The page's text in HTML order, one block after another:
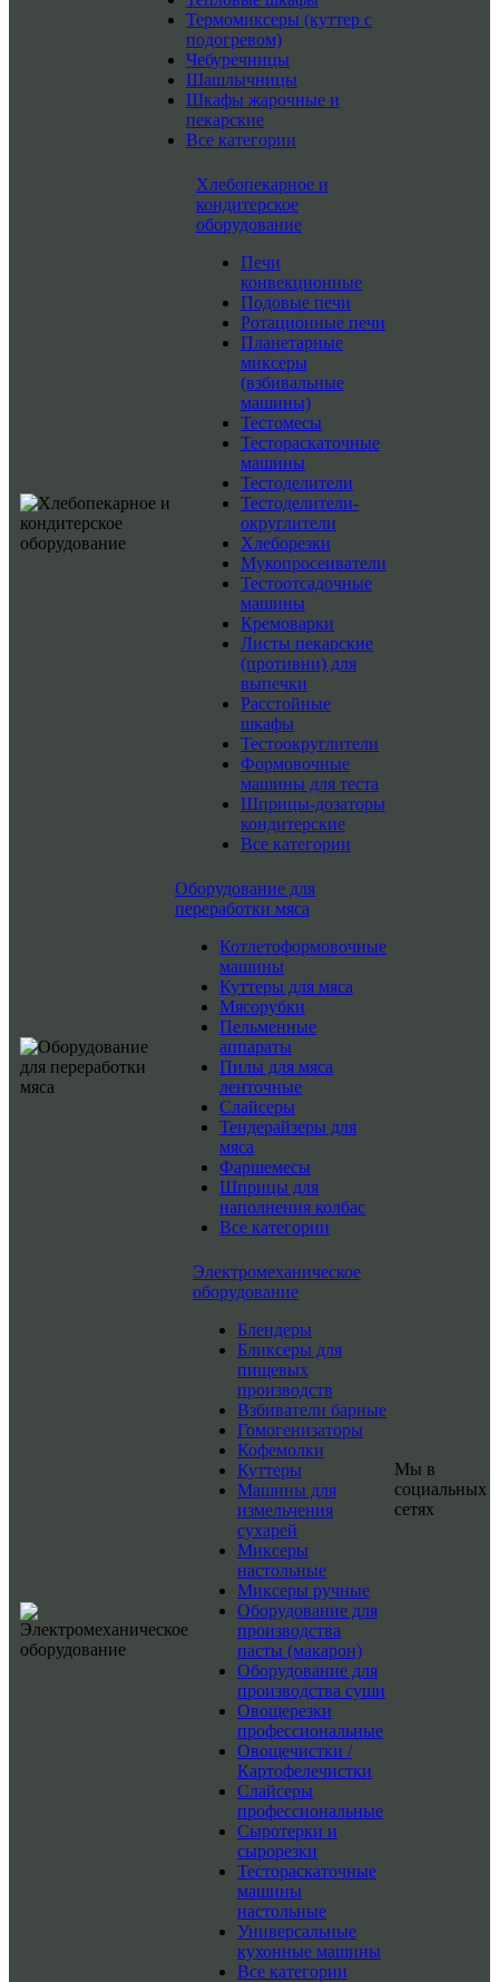
Термомиксеры (куттер с
подогревом)
Чебуречницы
Шашлычницы
Шкафы жарочные и
пекарские
Все категории
Хлебопекарное и
кондитерское
оборудование
Печи
конвекционные
Подовые печи
Ротационные печи
Планетарные
миксеры
(взбивальные
машины)
Тестомесы
Тестораскаточные
машины
Тестоделители
Тестоделители-
округлители
Хлеборезки
Мукопросеиватели
Тестоотсадочные
машины
Кремоварки
Листы пекарские
(противни) для
выпечки
Расстойные
шкафы
Тестоокруглители
Формовочные
машины для теста
Шприцы-дозаторы
кондитерские
Все категории
Оборудование для
переработки мяса
Котлетоформовочные
машины
Куттеры для мяса
Мясорубки
Пельменные
аппараты
Пилы для мяса
ленточные
Слайсеры
Тендерайзеры для
мяса
Фаршемесы
Шприцы для
наполнения колбас
Все категории
Электромеханическое
оборудование
Блендеры
Бликсеры для
пищевых
производств
Взбиватели барные
Гомогенизаторы
Кофемолки
Куттеры
Машины для
измельчения
сухарей
Миксеры
настольные
Миксеры ручные
Оборудование для
производства
пасты (макарон)
Оборудование для
производства суши
Овощерезки
профессиональные
Овощечистки /
Картофелечистки
Слайсеры
профессиональные
Сыротерки и
сырорезки
Тестораскаточные
машины
настольные
Универсальные
кухонные машины
Все категории
Мы в
социальных
сетях